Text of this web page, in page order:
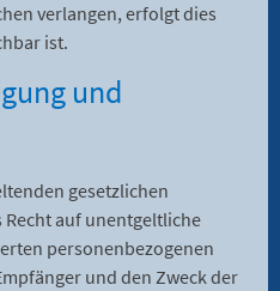
verlangen, erfolgt dies
ist.
und
gesetzlichen
auf unentgeltliche
personenbezogenen
und den Zweck der